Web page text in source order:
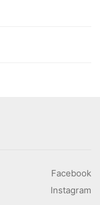
Facebook
Instagram